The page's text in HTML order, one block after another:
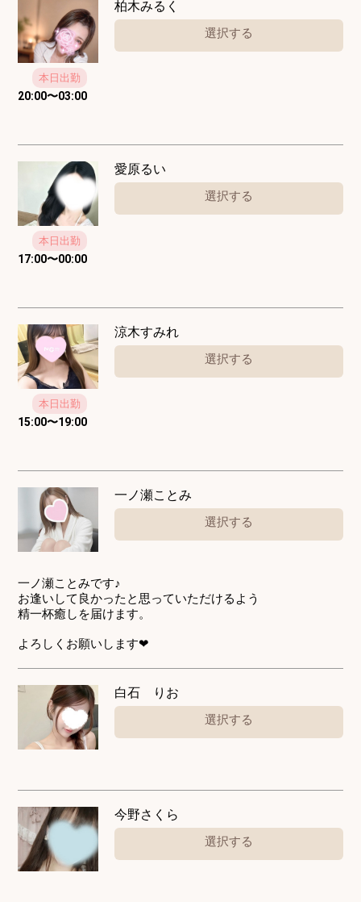
本日出勤
20:00〜03:00
柏木みるく
選択する
本日出勤
17:00〜00:00
愛原るい
選択する
本日出勤
15:00〜19:00
涼木すみれ
選択する
一ノ瀬ことみです♪
お逢いして良かったと思っていただけるよう
精一杯癒しを届けます。
よろしくお願いします❤
一ノ瀬ことみ
選択する
白石 りお
選択する
今野さくら
選択する